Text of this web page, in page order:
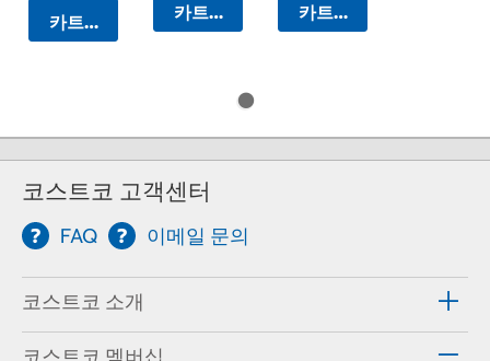
카트에 담기 카트에 담기 카트에 담기
코스트코 고객센터
FAQ 이메일 문의
코스트코 소개